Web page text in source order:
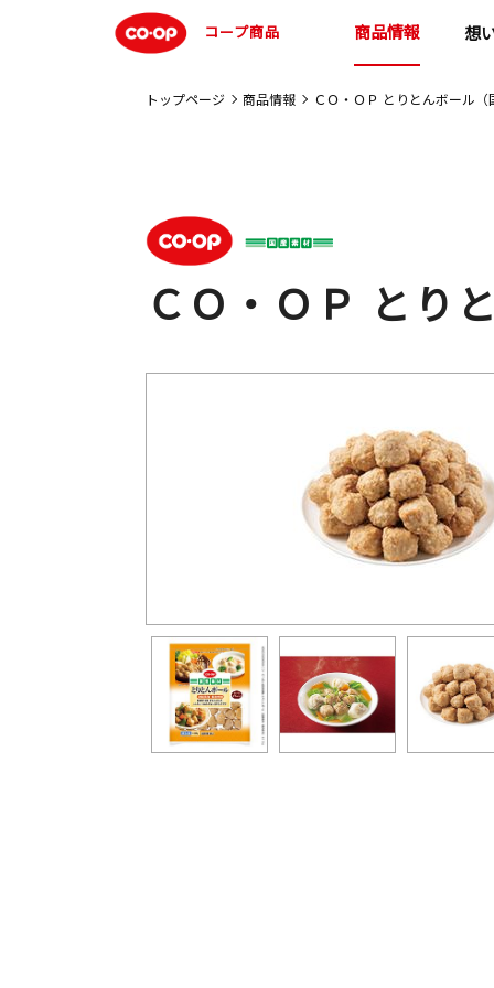
コープ商品 商品情報 想
トップページ 商品情報 ＣＯ・ＯＰ とりとんボール
ＣＯ・ＯＰ とり